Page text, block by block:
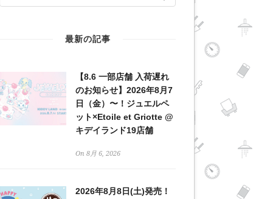
最新の記事
【8.6 一部店舗 入荷遅れ
のお知らせ】2026年8月7
日（金）〜！ジュエルペ
ット×Etoile et Griotte @
キデイランド19店舗
On 8月 6, 2026
2026年8月8日(土)発売！